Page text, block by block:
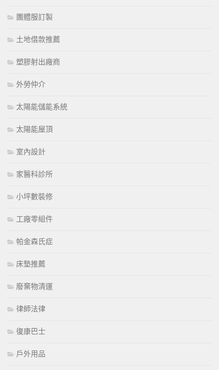
團體服訂製
土地借款推薦
塑膠射出廠商
外勞仲介
太陽能儲能系統
太陽能屋頂
室內設計
家醫科診所
小坪數裝修
工廠零組件
帕金森氏症
床墊推薦
廢棄物清運
律師法律
復康巴士
戶外用品